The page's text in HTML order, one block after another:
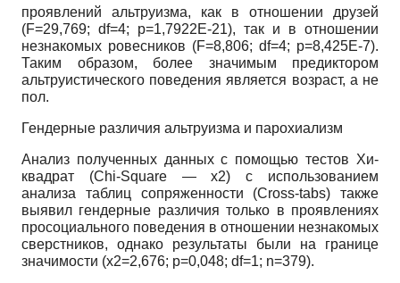
проявлений альтруизма, как в отношении друзей
(F=29,769; df=4; р=1,7922Е-21), так и в отношении
незнакомых ровесников (F=8,806; df=4; р=8,425Е-7).
Таким образом, более значимым предиктором
альтруистического поведения является возраст, а не
пол.
Гендерные различия альтруизма и парохиализм
Анализ полученных данных с помощью тестов Хи-
квадрат (Chi-Square — х2) с использованием
анализа таблиц сопряженности (Cross-tabs) также
выявил гендерные различия только в проявлениях
просоциального поведения в отношении незнакомых
сверстников, однако результаты были на границе
значимости (х2=2,676; р=0,048; df=1; n=379).